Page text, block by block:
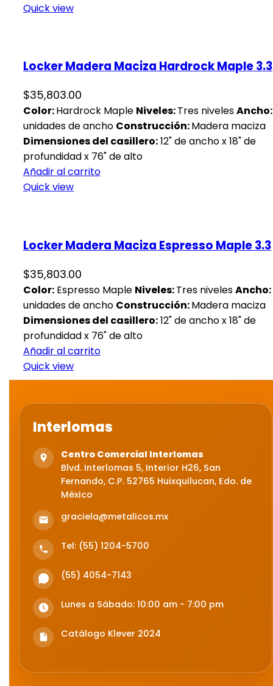
Quick view
Locker Madera Maciza Hardrock Maple 3.3
$35,803.00
Color:Hardrock Maple Niveles:Tres niveles
unidades de ancho Construcción:Madera maciza
Dimensiones del casillero:12" de ancho x 18" de
profundidad x 76" de alto
Añadir al carrito
Quick view
Locker Madera Maciza Espresso Maple 3.3
$35,803.00
Color: Espresso Maple Niveles:Tres nivelesAncho:
unidades de ancho Construcción:Madera maciza
Dimensiones del casillero:12" de ancho x 18" de
profundidad x 76" de alto
Añadir al carrito
Quick view
Interlomas
Centro Comercial Interlomas
Blvd. Interlomas 5, Interior H26, San
Fernando, C.P. 52765 Huixquilucan, Edo. de
México
graciela@metalicos.mx
Tel: (55) 1204-5700
(55) 4054-7143
Lunes a Sábado: 10:00 am - 7:00 pm
Catálogo Klever 2024